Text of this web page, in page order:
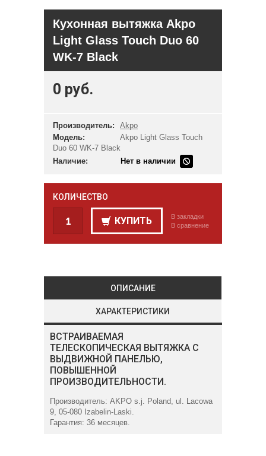
Кухонная вытяжка Akpo
Light Glass Touch Duo 60
WK-7 Black
0 руб.
Производитель:
Akpo
Модель:
Akpo Light Glass Touch
Duo 60 WK-7 Black
Наличие:
Нет в наличии
КОЛИЧЕСТВО
КУПИТЬ
В закладки
В сравнение
ОПИСАНИЕ
ХАРАКТЕРИСТИКИ
ВСТРАИВАЕМАЯ
ТЕЛЕСКОПИЧЕСКАЯ ВЫТЯЖКА С
ВЫДВИЖНОЙ ПАНЕЛЬЮ,
ПОВЫШЕННОЙ
ПРОИЗВОДИТЕЛЬНОСТИ.
Производитель: AKPO s.j. Poland, ul. Lacowa
9, 05-080 Izabelin-Laski.
Гарантия: 36 месяцев.